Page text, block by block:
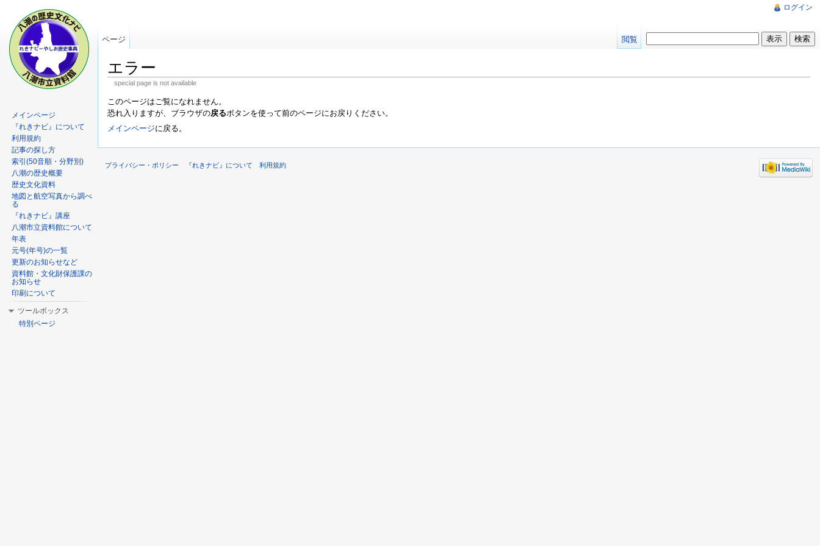
エラー
special page is not available
このページはご覧になれません。
恐れ入りますが、ブラウザの戻るボタンを使って前のページにお戻りください。
メインページに戻る。
ログイン
ページ 閲覧
メインページ
『れきナビ』について
利用規約
記事の探し方
索引(50音順・分野別)
八潮の歴史概要
歴史文化資料
地図と航空写真から調べ
る
『れきナビ』講座
八潮市立資料館について
年表
元号(年号)の一覧
更新のお知らせなど
資料館・文化財保護課の
お知らせ
印刷について
ツールボックス
特別ページ
プライバシー・ポリシー 『れきナビ』について 利用規約